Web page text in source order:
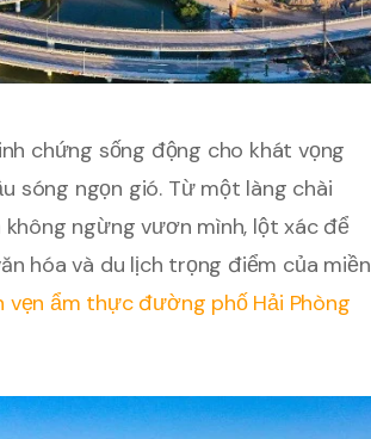
chứng sống động cho khát vọng
sóng ngọn gió. Từ một làng chài
không ngừng vươn mình, lột xác để
hóa và du lịch trọng điểm của miền
vẹn ẩm thực đường phố Hải Phòng